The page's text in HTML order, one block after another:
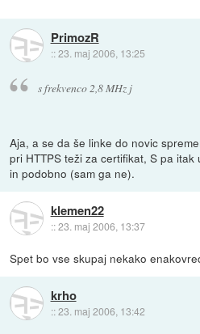
PrimozR
::23. maj 2006, 13:25
s frekvenco 2,8 MHz j
Aja, a se da še linke do novic
pri HTTPS teži za certifikat, S pa
in podobno (sam ga ne).
klemen22
::23. maj 2006, 13:37
Spet bo vse skupaj nekako
krho
::23. maj 2006, 13:42